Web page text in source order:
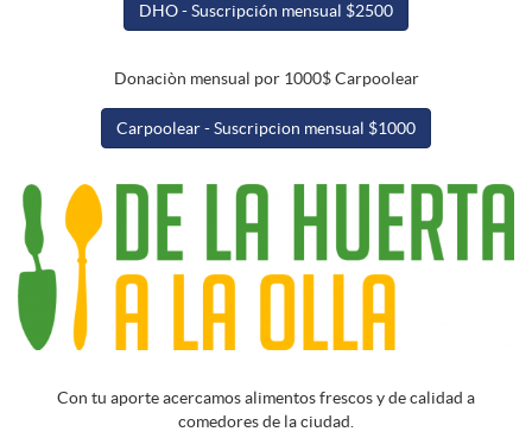
DHO - Suscripción mensual $2500
Donaciòn mensual por 1000$ Carpoolear
Carpoolear - Suscripcion mensual $1000
Con tu aporte acercamos alimentos frescos y de calidad a
comedores de la ciudad.